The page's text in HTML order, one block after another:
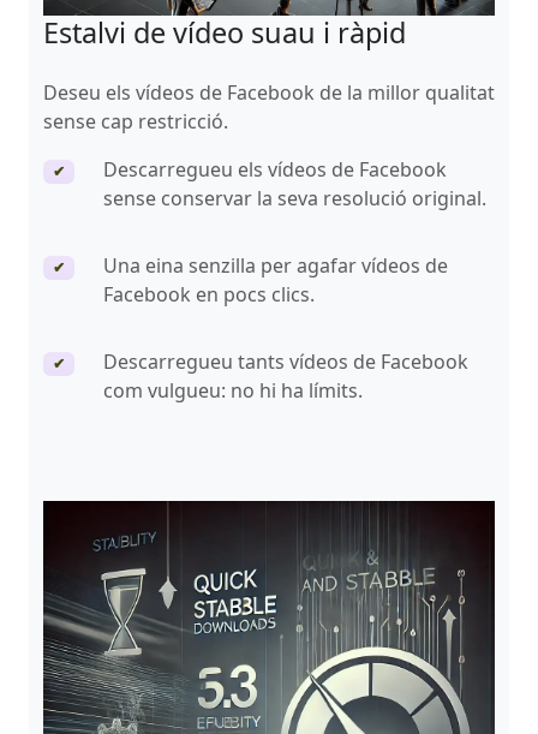
Estalvi de vídeo suau i ràpid
Deseu els vídeos de Facebook de la millor qualitat
sense cap restricció.
✔
Descarregueu els vídeos de Facebook
sense conservar la seva resolució original.
✔
Una eina senzilla per agafar vídeos de
Facebook en pocs clics.
✔
Descarregueu tants vídeos de Facebook
com vulgueu: no hi ha límits.